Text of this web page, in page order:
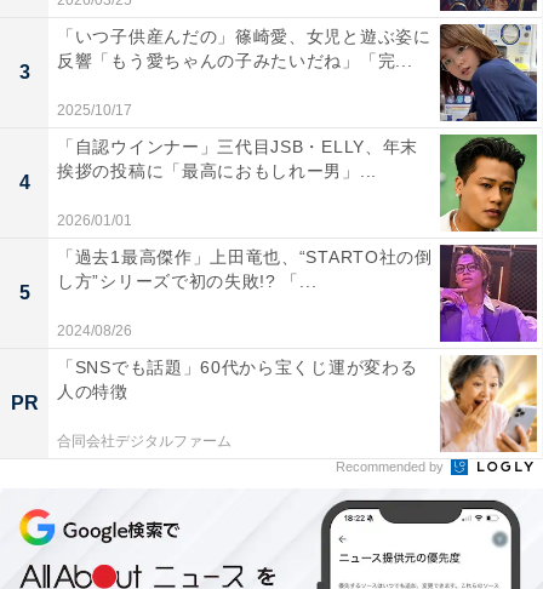
3
「いつ子供産んだの」篠崎愛、女児と遊ぶ姿に
反響「もう愛ちゃんの子みたいだね」「完...
2025/10/17
4
「自認ウインナー」三代目JSB・ELLY、年末
挨拶の投稿に「最高におもしれー男」...
2026/01/01
5
「過去1最高傑作」上田竜也、“STARTO社の倒
し方”シリーズで初の失敗!? 「...
2024/08/26
PR
「SNSでも話題」60代から宝くじ運が変わる
人の特徴
合同会社デジタルファーム
Recommended by